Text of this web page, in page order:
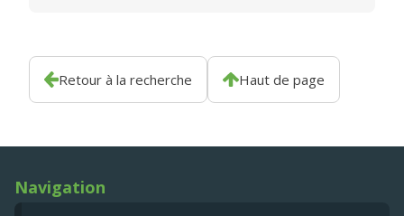
Retour à la recherche Haut de page
Navigation